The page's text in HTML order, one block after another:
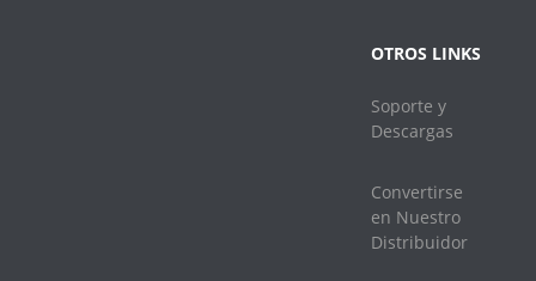
OTROS LINKS
Soporte y
Descargas
Convertirse
en Nuestro
Distribuidor